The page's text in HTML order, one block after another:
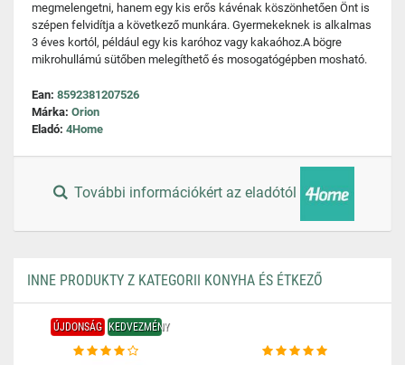
megmelengetni, hanem egy kis erős kávénak köszönhetően Önt is
szépen felvidítja a következő munkára. Gyermekeknek is alkalmas
3 éves kortól, például egy kis karóhoz vagy kakaóhoz.A bögre
mikrohullámú sütőben melegíthető és mosogatógépben mosható.
Ean: 8592381207526
Márka: Orion
Eladó: 4Home
További információkért az eladótól
INNE PRODUKTY Z KATEGORII KONYHA ÉS ÉTKEZŐ
ÚJDONSÁG KEDVEZMÉNY